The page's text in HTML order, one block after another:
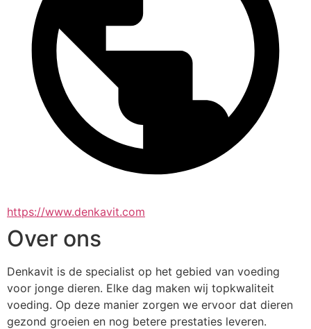
https://www.denkavit.com
Over ons
Denkavit is de specialist op het gebied van voeding
voor jonge dieren. Elke dag maken wij topkwaliteit
voeding. Op deze manier zorgen we ervoor dat dieren
gezond groeien en nog betere prestaties leveren.